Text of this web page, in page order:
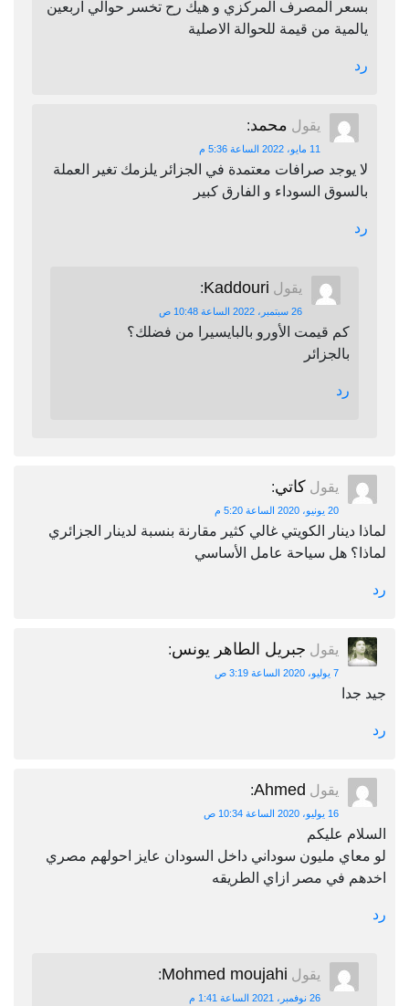
بسعر المصرف المركزي و هيك رح تخسر حوالي اربعين
يالمية من قيمة للحوالة الاصلية
رد
يقول محمد:
11 مايو، 2022 الساعة 5:36 م
لا يوجد صرافات معتمدة في الجزائر يلزمك تغير العملة
بالسوق السوداء و الفارق كبير
رد
يقول Kaddouri
:
26 سبتمبر، 2022 الساعة 10:48 ص
كم قيمت الأورو بالبايسيرا من فضلك؟
بالجزائر
رد
يقول كاتي:
20 يونيو، 2020 الساعة 5:20 م
لماذا دينار الكويتي غالي كثير مقارنة بنسبة لدينار الجزائري
لماذا؟ هل سياحة عامل الأساسي
رد
يقول جبريل الطاهر يونس:
7 يوليو، 2020 الساعة 3:19 ص
جيد جدا
رد
يقول Ahmed
:
16 يوليو، 2020 الساعة 10:34 ص
السلام عليكم
لو معاي مليون سوداني داخل السودان عايز احولهم مصري
اخدهم في مصر ازاي الطريقه
رد
يقول Mohmed moujahi
:
26 نوفمبر، 2021 الساعة 1:41 م